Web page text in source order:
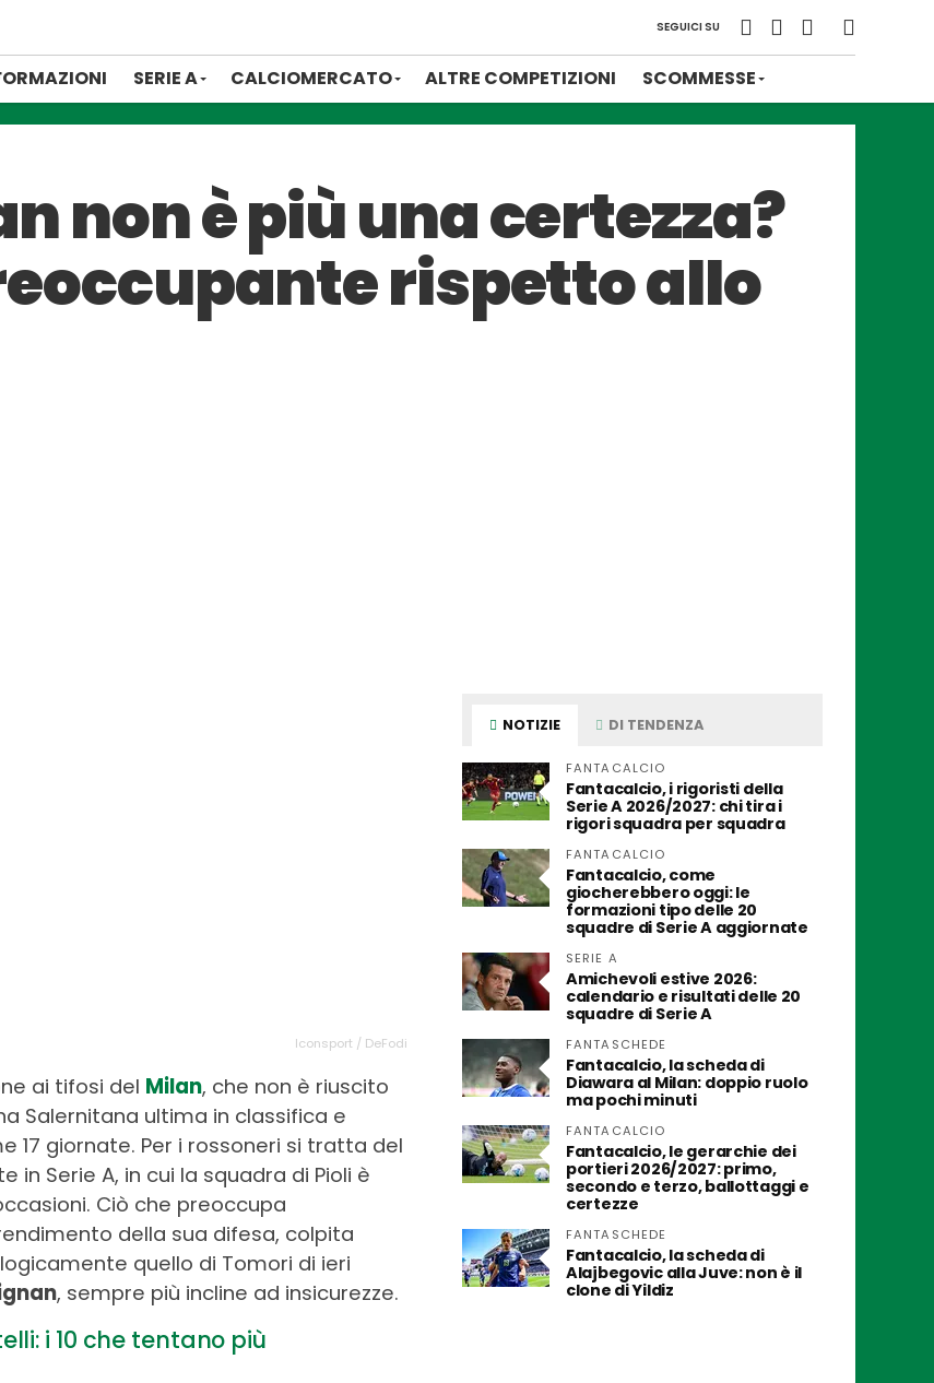
SEGUICI SU
SERIE A CALCIOMERCATO ALTRE COMPETIZIONI SCOMMESSE
non è più una certezza?
rispetto allo
Iconsport / DeFodi
ai tifosi del Milan, che non è riuscito
Salernitana ultima in classifica e
17 giornate. Per i rossoneri si tratta del
Serie A, in cui la squadra di Pioli è
Ciò che preoccupa
della sua difesa, colpita
quello di Tomori di ieri
, sempre più incline ad insicurezze.
i 10 che tentano più
NOTIZIE DI TENDENZA
FANTACALCIO
Fantacalcio, i rigoristi della
Serie A 2026/2027: chi tira i
rigori squadra per squadra
FANTACALCIO
Fantacalcio, come
giocherebbero oggi: le
formazioni tipo delle 20
squadre di Serie A aggiornate
SERIE A
Amichevoli estive 2026:
calendario e risultati delle 20
squadre di Serie A
FANTASCHEDE
Fantacalcio, la scheda di
Diawara al Milan: doppio ruolo
ma pochi minuti
FANTACALCIO
Fantacalcio, le gerarchie dei
portieri 2026/2027: primo,
secondo e terzo, ballottaggi e
certezze
FANTASCHEDE
Fantacalcio, la scheda di
Alajbegovic alla Juve: non è il
clone di Yildiz